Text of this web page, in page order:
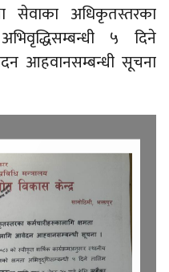
सेवाका अधिकृतस्तरका
५ दिने
आहवानसम्बन्धी सूचना